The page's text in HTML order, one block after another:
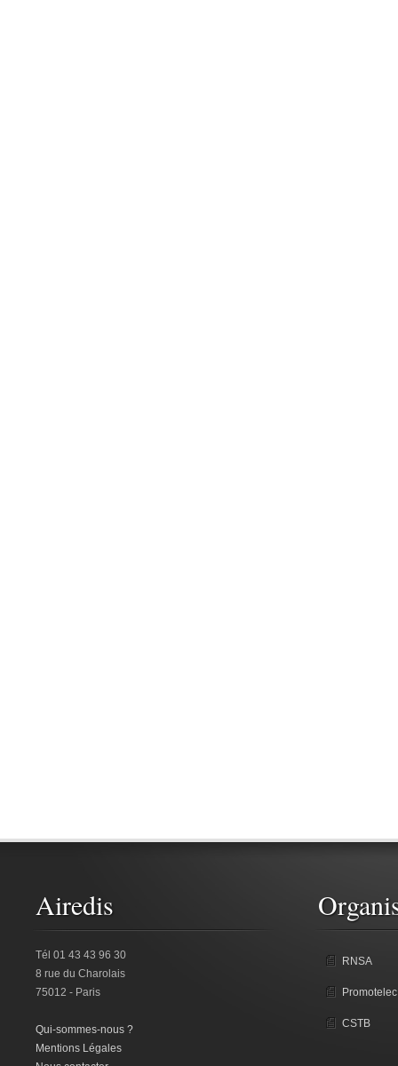
Airedis
Tél 01 43 43 96 30
8 rue du Charolais
75012 - Paris
Qui-sommes-nous ?
Mentions Légales
RNSA
Promotelec
CSTB